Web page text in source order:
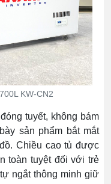
KW-CN2
tuyết, không bám
sản phẩm bắt mắt
Chiều cao tủ được
toàn tuyệt đối với trẻ
ngắt thông minh giữ